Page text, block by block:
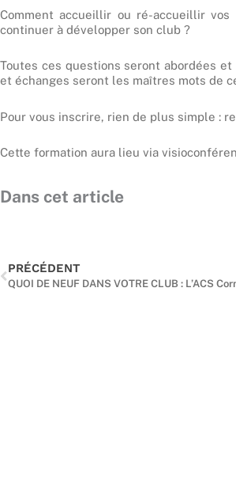
Comment accueillir ou ré-accueillir
continuer à développer son club ?
Toutes ces questions seront abordées
et échanges seront les maîtres mots de
Pour vous inscrire, rien de plus simple :
Cette formation aura lieu via
Dans cet article
PRÉCÉDENT
QUOI DE NEUF DANS VOTRE CLUB : L’ACS